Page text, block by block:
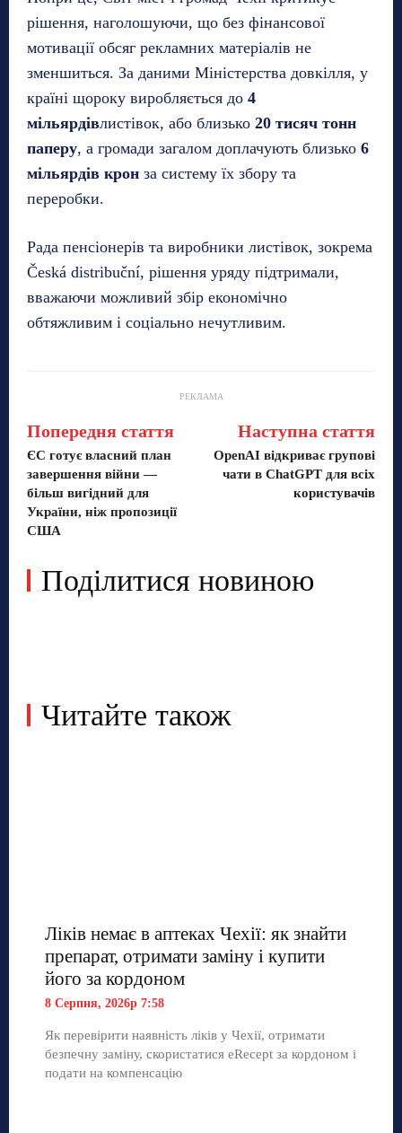
рішення, наголошуючи, що без фінансової
мотивації обсяг рекламних матеріалів не
зменшиться. За даними Міністерства довкілля, у
країні щороку виробляється до 4
мільярдівлистівок, або близько 20 тисяч тонн
паперу, а громади загалом доплачують близько 6
мільярдів крон за систему їх збору та
переробки.
Рада пенсіонерів та виробники листівок, зокрема
Česká distribuční, рішення уряду підтримали,
вважаючи можливий збір економічно
обтяжливим і соціально нечутливим.
РЕКЛАМА
Попередня стаття
ЄС готує власний план
завершення війни —
більш вигідний для
України, ніж пропозиції
США
Наступна стаття
OpenAI відкриває групові
чати в ChatGPT для всіх
користувачів
Поділитися новиною
Читайте також
Ліків немає в аптеках Чехії: як знайти
препарат, отримати заміну і купити
його за кордоном
8 Серпня, 2026р 7:58
Як перевірити наявність ліків у Чехії, отримати
безпечну заміну, скористатися eRecept за кордоном і
подати на компенсацію